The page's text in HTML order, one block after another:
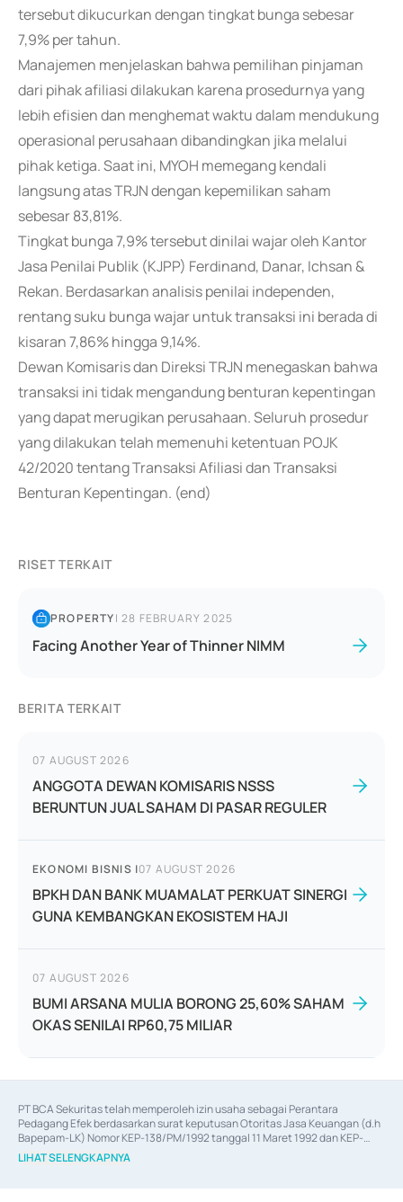
tersebut dikucurkan dengan tingkat bunga sebesar
7,9% per tahun.
Manajemen menjelaskan bahwa pemilihan pinjaman
dari pihak afiliasi dilakukan karena prosedurnya yang
lebih efisien dan menghemat waktu dalam mendukung
operasional perusahaan dibandingkan jika melalui
pihak ketiga. Saat ini, MYOH memegang kendali
langsung atas TRJN dengan kepemilikan saham
sebesar 83,81%.
Tingkat bunga 7,9% tersebut dinilai wajar oleh Kantor
Jasa Penilai Publik (KJPP) Ferdinand, Danar, Ichsan &
Rekan. Berdasarkan analisis penilai independen,
rentang suku bunga wajar untuk transaksi ini berada di
kisaran 7,86% hingga 9,14%.
Dewan Komisaris dan Direksi TRJN menegaskan bahwa
transaksi ini tidak mengandung benturan kepentingan
yang dapat merugikan perusahaan. Seluruh prosedur
yang dilakukan telah memenuhi ketentuan POJK
42/2020 tentang Transaksi Afiliasi dan Transaksi
Benturan Kepentingan. (end)
RISET TERKAIT
PROPERTY|28 FEBRUARY 2025
Facing Another Year of Thinner NIMM
BERITA TERKAIT
07 AUGUST 2026
ANGGOTA DEWAN KOMISARIS NSSS
BERUNTUN JUAL SAHAM DI PASAR REGULER
EKONOMI BISNIS |07 AUGUST 2026
BPKH DAN BANK MUAMALAT PERKUAT SINERGI
GUNA KEMBANGKAN EKOSISTEM HAJI
07 AUGUST 2026
BUMI ARSANA MULIA BORONG 25,60% SAHAM
OKAS SENILAI RP60,75 MILIAR
PT BCA Sekuritas telah memperoleh izin usaha sebagai Perantara
Pedagang Efek berdasarkan surat keputusan Otoritas Jasa Keuangan (d.h
Bapepam-LK) Nomor KEP-138/PM/1992 tanggal 11 Maret 1992 dan KEP-
06/D.04/2014 tanggal 28 Februari 2014, izin usaha sebagai Penjamin Emisi
Efek berdasarkan surat keputusan Otoritas Jasa Keuangan Nomor KEP-
LIHAT SELENGKAPNYA